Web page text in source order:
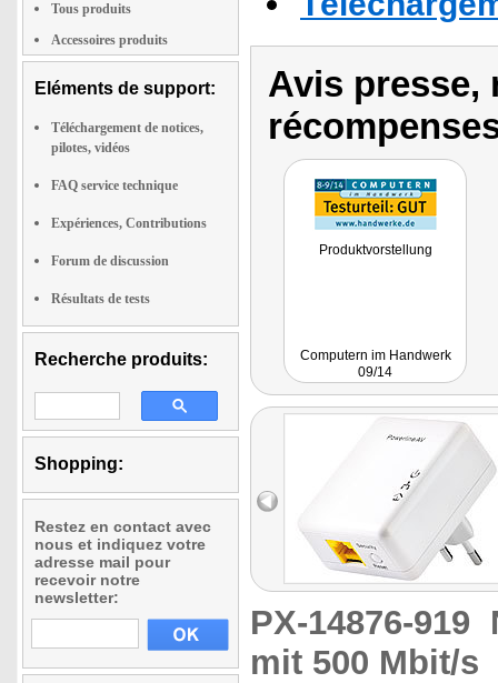
Tous produits
Accessoires produits
Eléments de support:
Téléchargement de notices,
pilotes, vidéos
FAQ service technique
Expériences, Contributions
Forum de discussion
Résultats de tests
Recherche produits:
Shopping:
Restez en contact avec
nous et indiquez votre
adresse mail pour
recevoir notre
newsletter:
Avis presse,
Produktvorstellung
Computern im Handwerk
09/14
PX-14876-919
mit 500 Mbit/s